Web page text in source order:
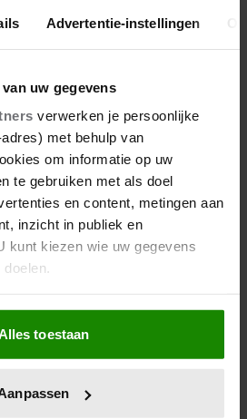
Advertentie-instellingen
uw gegevens
verwerken je persoonlijke
met behulp van
om informatie op uw
te gebruiken met als doel
en content, metingen aan
inzicht in publiek en
kunt kiezen wie uw gegevens
we ook graag:
over uw geografische
paar meter nauwkeurig kan zijn
eigenschappen (fingerprinting)
Alles toestaan